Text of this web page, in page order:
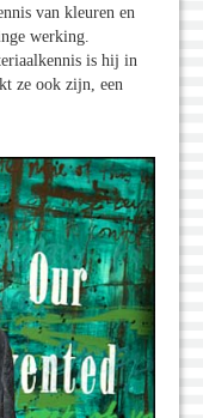
van kleuren en
werking.
is hij in
ze ook zijn, een